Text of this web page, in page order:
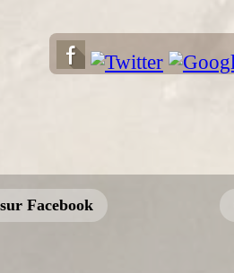
Facebook